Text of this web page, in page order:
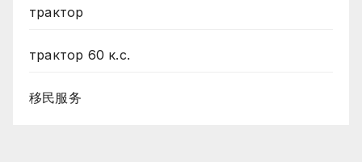
трактор
трактор 60 к.с.
移民服务